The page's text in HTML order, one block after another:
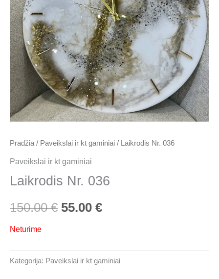
Pradžia / Paveikslai ir kt gaminiai / Laikrodis Nr. 036
Paveikslai ir kt gaminiai
Laikrodis Nr. 036
150.00€
150.00 €.
55.00 €
55.00 €.
Neturime
Kategorija: Paveikslai ir kt gaminiai